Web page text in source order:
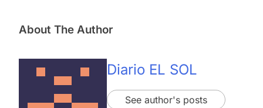
About The Author
Diario EL SOL
See author's posts